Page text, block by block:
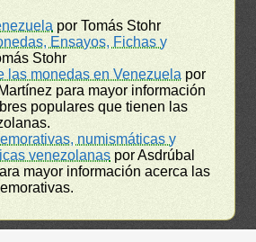
por Tomás Stohr
Ensayos, Fichas y
Stohr
las monedas en Venezuela por
para mayor información
populares que tienen las
numismáticas y
venezolanas por Asdrúbal
mayor información acerca las